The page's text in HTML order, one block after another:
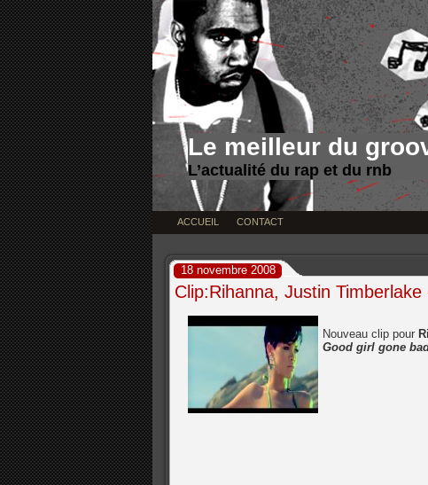
Le meilleur du
L’actualité du rap et du rnb
ACCUEIL CONTACT
18 novembre 2008
Clip:Rihanna, Justin Timberlake
Nouveau clip pour
Good girl gone